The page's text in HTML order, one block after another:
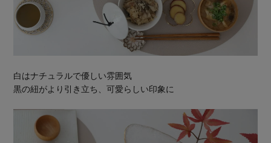
白はナチュラルで優しい雰囲気
黒の紐がより引き立ち、可愛らしい印象に